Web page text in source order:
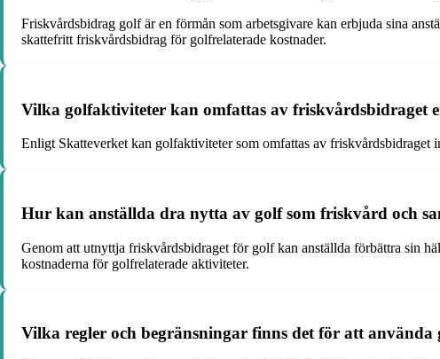
Friskvårdsbidrag golf är en förmån som arbetsgivare kan erbjuda sina
skattefritt friskvårdsbidrag för golfrelaterade kostnader.
Vilka golfaktiviteter kan omfattas av friskvårdsbidraget
Enligt Skatteverket kan golfaktiviteter som omfattas av
Hur kan anställda dra nytta av golf som friskvård och
Genom att utnyttja friskvårdsbidraget för golf kan anställda förbättra sin
kostnaderna för golfrelaterade aktiviteter.
Vilka regler och begränsningar finns det för att